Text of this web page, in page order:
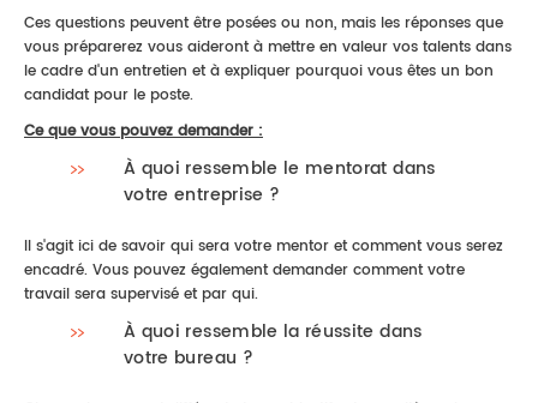
Ces questions peuvent être posées ou non, mais les réponses que
vous préparerez vous aideront à mettre en valeur vos talents dans
le cadre d'un entretien et à expliquer pourquoi vous êtes un bon
candidat pour le poste.
Ce que vous pouvez demander :
À quoi ressemble le mentorat dans
votre entreprise ?
Il s'agit ici de savoir qui sera votre mentor et comment vous serez
encadré. Vous pouvez également demander comment votre
travail sera supervisé et par qui.
À quoi ressemble la réussite dans
votre bureau ?